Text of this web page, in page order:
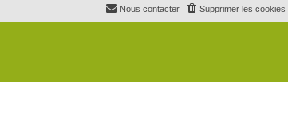
Supprimer les cookies
Nous contacter